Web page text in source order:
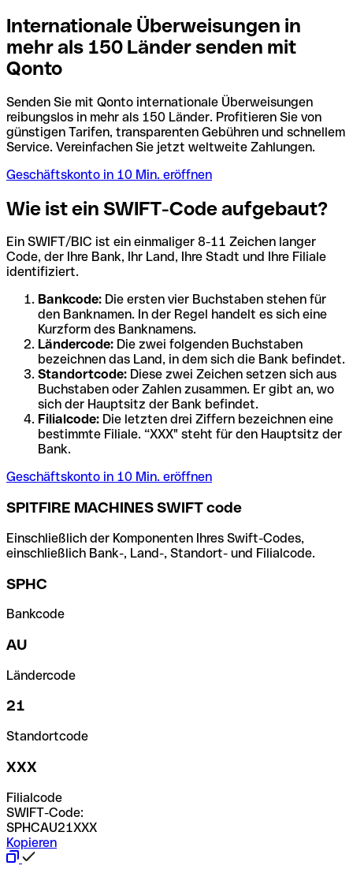
Internationale Überweisungen in
mehr als 150 Länder senden mit
Qonto
Senden Sie mit Qonto internationale Überweisungen
reibungslos in mehr als 150 Länder. Profitieren Sie von
günstigen Tarifen, transparenten Gebühren und schnellem
Service. Vereinfachen Sie jetzt weltweite Zahlungen.
Geschäftskonto in 10 Min. eröffnen
Wie ist ein SWIFT-Code aufgebaut?
Ein SWIFT/BIC ist ein einmaliger 8-11 Zeichen langer
Code, der Ihre Bank, Ihr Land, Ihre Stadt und Ihre Filiale
identifiziert.
Bankcode: Die ersten vier Buchstaben stehen für
den Banknamen. In der Regel handelt es sich eine
Kurzform des Banknamens.
Ländercode: Die zwei folgenden Buchstaben
bezeichnen das Land, in dem sich die Bank befindet.
Standortcode: Diese zwei Zeichen setzen sich aus
Buchstaben oder Zahlen zusammen. Er gibt an, wo
sich der Hauptsitz der Bank befindet.
Filialcode: Die letzten drei Ziffern bezeichnen eine
bestimmte Filiale. “XXX" steht für den Hauptsitz der
Bank.
Geschäftskonto in 10 Min. eröffnen
SPITFIRE MACHINES SWIFT code
Einschließlich der Komponenten Ihres Swift-Codes,
einschließlich Bank-, Land-, Standort- und Filialcode.
SPHC
Bankcode
AU
Ländercode
21
Standortcode
XXX
Filialcode
SWIFT-Code:
SPHCAU21XXX
Kopieren